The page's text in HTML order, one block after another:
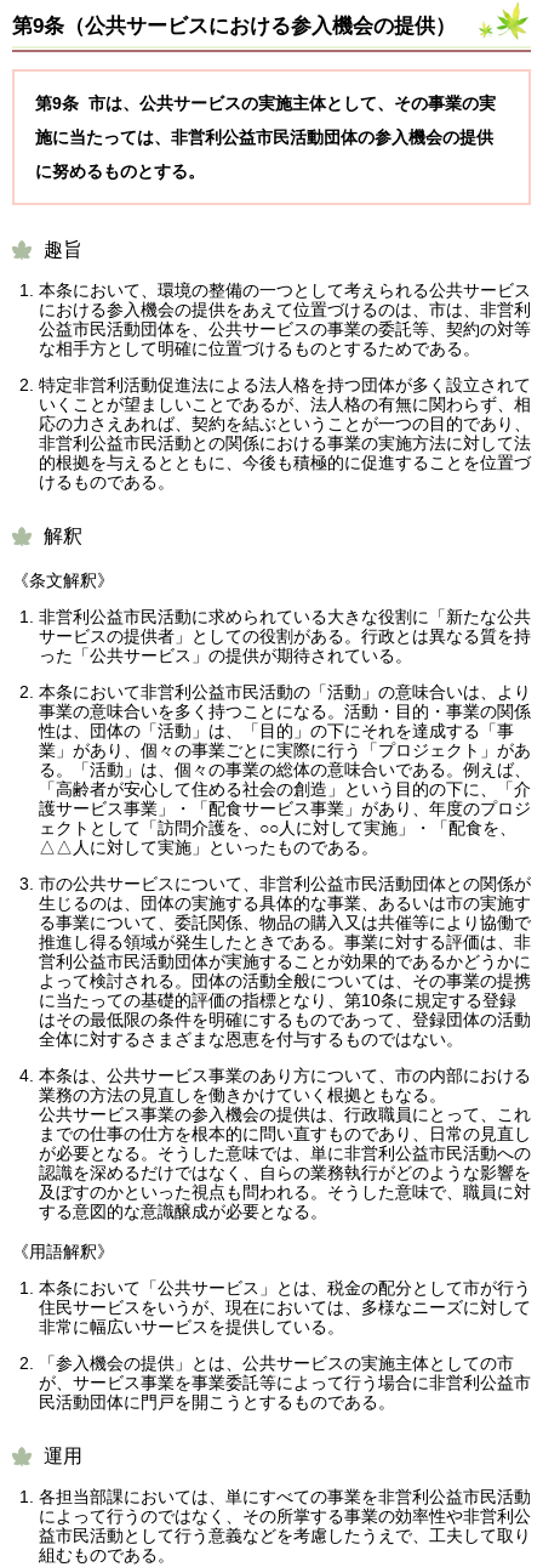
第9条（公共サービスにおける参入機会の提供）
第9条 市は、公共サービスの実施主体として、その事業の実
施に当たっては、非営利公益市民活動団体の参入機会の提供
に努めるものとする。
趣旨
本条において、環境の整備の一つとして考えられる公共サービス
における参入機会の提供をあえて位置づけるのは、市は、非営利
公益市民活動団体を、公共サービスの事業の委託等、契約の対等
な相手方として明確に位置づけるものとするためである。
特定非営利活動促進法による法人格を持つ団体が多く設立されて
いくことが望ましいことであるが、法人格の有無に関わらず、相
応の力さえあれば、契約を結ぶということが一つの目的であり、
非営利公益市民活動との関係における事業の実施方法に対して法
的根拠を与えるとともに、今後も積極的に促進することを位置づ
けるものである。
解釈
《条文解釈》
非営利公益市民活動に求められている大きな役割に「新たな公共
サービスの提供者」としての役割がある。行政とは異なる質を持
った「公共サービス」の提供が期待されている。
本条において非営利公益市民活動の「活動」の意味合いは、より
事業の意味合いを多く持つことになる。活動・目的・事業の関係
性は、団体の「活動」は、「目的」の下にそれを達成する「事
業」があり、個々の事業ごとに実際に行う「プロジェクト」があ
る。「活動」は、個々の事業の総体の意味合いである。例えば、
「高齢者が安心して住める社会の創造」という目的の下に、「介
護サービス事業」・「配食サービス事業」があり、年度のプロジ
ェクトとして「訪問介護を、○○人に対して実施」・「配食を、
△△人に対して実施」といったものである。
市の公共サービスについて、非営利公益市民活動団体との関係が
生じるのは、団体の実施する具体的な事業、あるいは市の実施す
る事業について、委託関係、物品の購入又は共催等により協働で
推進し得る領域が発生したときである。事業に対する評価は、非
営利公益市民活動団体が実施することが効果的であるかどうかに
よって検討される。団体の活動全般については、その事業の提携
に当たっての基礎的評価の指標となり、第10条に規定する登録
はその最低限の条件を明確にするものであって、登録団体の活動
全体に対するさまざまな恩恵を付与するものではない。
本条は、公共サービス事業のあり方について、市の内部における
業務の方法の見直しを働きかけていく根拠ともなる。
公共サービス事業の参入機会の提供は、行政職員にとって、これ
までの仕事の仕方を根本的に問い直すものであり、日常の見直し
が必要となる。そうした意味では、単に非営利公益市民活動への
認識を深めるだけではなく、自らの業務執行がどのような影響を
及ぼすのかといった視点も問われる。そうした意味で、職員に対
する意図的な意識醸成が必要となる。
《用語解釈》
本条において「公共サービス」とは、税金の配分として市が行う
住民サービスをいうが、現在においては、多様なニーズに対して
非常に幅広いサービスを提供している。
「参入機会の提供」とは、公共サービスの実施主体としての市
が、サービス事業を事業委託等によって行う場合に非営利公益市
民活動団体に門戸を開こうとするものである。
運用
各担当部課においては、単にすべての事業を非営利公益市民活動
によって行うのではなく、その所掌する事業の効率性や非営利公
益市民活動として行う意義などを考慮したうえで、工夫して取り
組むものである。